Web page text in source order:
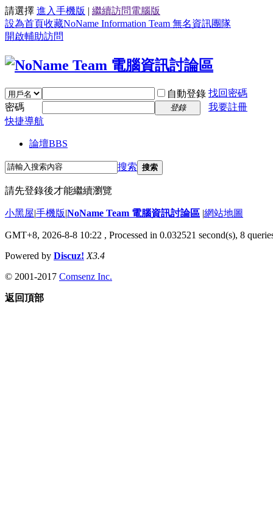
請選擇 進入手機版 | 繼續訪問電腦版
設為首頁收藏NoName Information Team 無名資訊團隊
開啟輔助訪問
自動登錄 找回密碼
密碼
登錄
我要註冊
快捷導航
論壇BBS
搜索 搜索
請先登錄後才能繼續瀏覽
小黑屋|手機版|NoName Team 電腦資訊討論區 |網站地圖
GMT+8, 2026-8-8 10:22 , Processed in 0.032521 second(s), 8
Powered by Discuz! X3.4
© 2001-2017 Comsenz Inc.
返回頂部